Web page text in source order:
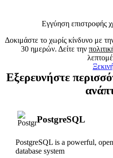
Εγγύηση επιστροφής
Δοκιμάστε το χωρίς κίνδυνο με
30 ημερών. Δείτε την
Εξερευνήστε
PostgreSQL
PostgreSQL is a powerful,
database system